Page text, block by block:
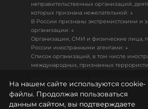
неправительственных организаций,
которых признана нежелательной: ↓
В России признаны экстремистскими и
организации: ↓
Организации, СМИ и физические лица,
России иностранными агентами: ↓
Список организаций, в том числе
международных, признанных
18+
Политика конфиденциальности
На нашем сайте используются cookie-
файлы. Продолжая пользоваться
данным сайтом, вы подтверждаете